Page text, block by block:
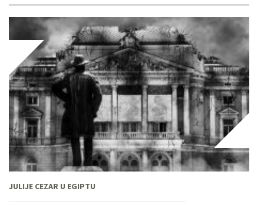
JULIJE CEZAR U EGIPTU